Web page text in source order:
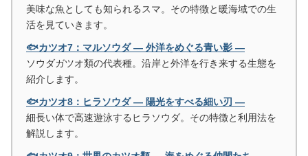
美味な魚としても知られるスマ。その特徴と暖海域での生
活を見ていきます。
🐟カツオ7：マルソウダ ― 外洋をめぐる青い影 ―
ソウダガツオ類の代表種。沿岸と外洋を行き来する生態を
紹介します。
🐟カツオ8：ヒラソウダ ― 陽光をすべる細い刃 ―
細長い体で高速遊泳するヒラソウダ。その特徴と利用法を
解説します。